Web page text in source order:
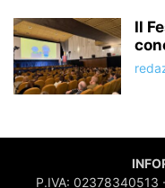
Il
P.IVA: 02378340513